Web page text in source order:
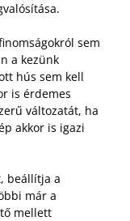
sem
a kezünk
hús sem kell
is érdemes
változatát, ha
akkor is igazi
beállítja a
már a
mellett